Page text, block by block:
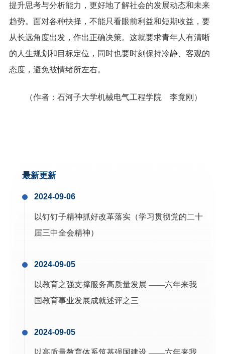
提升思考与分析能力，更好地了解社会的发展动态和未来
趋势。面对各种抉择，不能只看眼前利益和短期收益，要
从长远角度出发，作出正确决策。这就要求青年人有清晰
的人生规划和目标定位，同时也要时刻保持冷静、客观的
态度，避免被情绪所左右。
（作者：石河子大学机械电气工程学院 李竟刚）
最新更新